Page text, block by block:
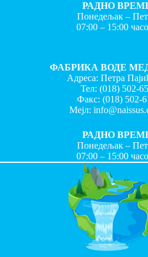
РАДНО
Понедељак –
07:00 – 15:00
ФАБРИКА ВОДЕ
Адреса: Петра
Тел: (018) 502-
Факс:(018) 502-
Мејл:
РАДНО
Понедељак –
07:00 – 15:00